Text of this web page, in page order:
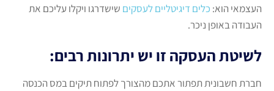
העצמאי הוא: כלים דיגיטליים לעסקים שישדרגו ויקלו עליכם את
העבודה באופן ניכר.
לשיטת העסקה זו יש יתרונות רבים:
חברת חשבונית תפתור אתכם מהצורך לפתוח תיקים במס הכנסה